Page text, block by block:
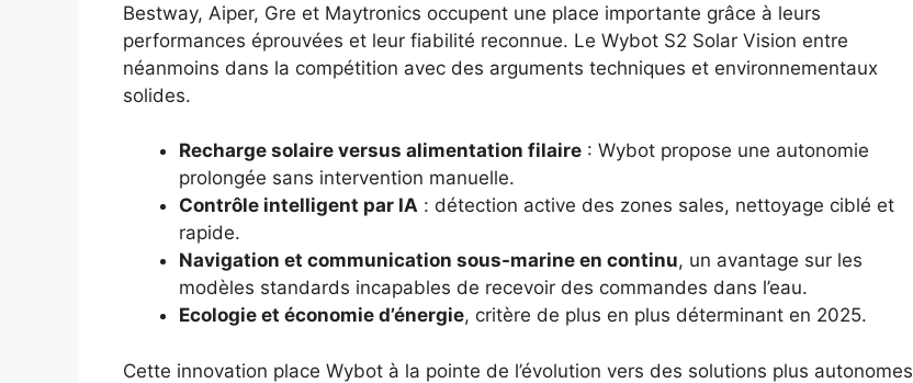
Bestway, Aiper, Gre et Maytronics occupent une place importante grâce à leurs
performances éprouvées et leur fiabilité reconnue. Le Wybot S2 Solar Vision entre
néanmoins dans la compétition avec des arguments techniques et environnementaux
solides.
Recharge solaire versus alimentation filaire : Wybot propose une autonomie
prolongée sans intervention manuelle.
Contrôle intelligent par IA : détection active des zones sales, nettoyage ciblé et
rapide.
Navigation et communication sous-marine en continu, un avantage sur les
modèles standards incapables de recevoir des commandes dans l’eau.
Ecologie et économie d’énergie, critère de plus en plus déterminant en 2025.
Cette innovation place Wybot à la pointe de l’évolution vers des solutions plus autonomes